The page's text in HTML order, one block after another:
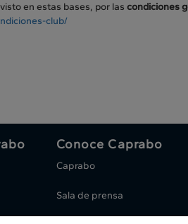
en estas bases, por las condiciones
club/
Conoce Caprabo
Caprabo
Sala de prensa